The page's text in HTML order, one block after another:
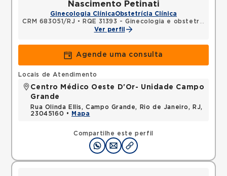
Nascimento Petinati
Ginecologia ClínicaObstetrícia Clínica
CRM 683051/RJ •
RQE 31393 - Ginecologia e obstetrícia
Ver perfil
Agende uma consulta
Compartilhe este perfil
Locais de Atendimento
Centro Médico Oeste D'Or- Unidade Campo
Grande
Rua Olinda Ellis, Campo Grande, Rio de Janeiro, RJ,
23045160 •
Mapa